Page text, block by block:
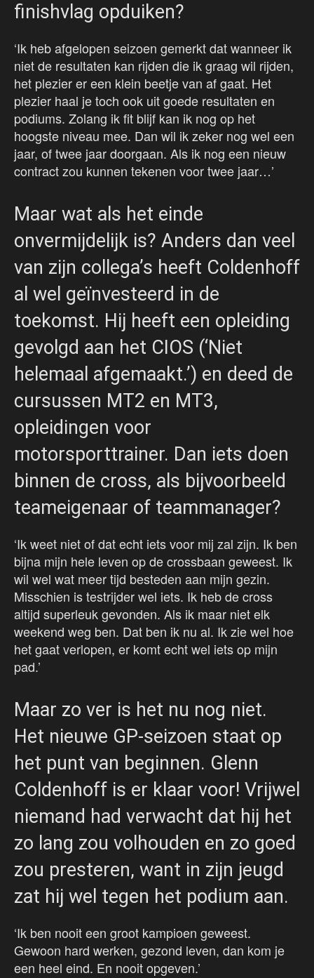
finishvlag opduiken?
‘Ik heb afgelopen seizoen gemerkt dat wanneer ik
niet de resultaten kan rijden die ik graag wil rijden,
het plezier er een klein beetje van af gaat. Het
plezier haal je toch ook uit goede resultaten en
podiums. Zolang ik fit blijf kan ik nog op het
hoogste niveau mee. Dan wil ik zeker nog wel een
jaar, of twee jaar doorgaan. Als ik nog een nieuw
contract zou kunnen tekenen voor twee jaar…’
Maar wat als het einde
onvermijdelijk is? Anders dan veel
van zijn collega’s heeft Coldenhoff
al wel geïnvesteerd in de
toekomst. Hij heeft een opleiding
gevolgd aan het CIOS (‘Niet
helemaal afgemaakt.’) en deed de
cursussen MT2 en MT3,
opleidingen voor
motorsporttrainer. Dan iets doen
binnen de cross, als bijvoorbeeld
teameigenaar of teammanager?
‘Ik weet niet of dat echt iets voor mij zal zijn. Ik ben
bijna mijn hele leven op de crossbaan geweest. Ik
wil wel wat meer tijd besteden aan mijn gezin.
Misschien is testrijder wel iets. Ik heb de cross
altijd superleuk gevonden. Als ik maar niet elk
weekend weg ben. Dat ben ik nu al. Ik zie wel hoe
het gaat verlopen, er komt echt wel iets op mijn
pad.’
Maar zo ver is het nu nog niet.
Het nieuwe GP-seizoen staat op
het punt van beginnen. Glenn
Coldenhoff is er klaar voor! Vrijwel
niemand had verwacht dat hij het
zo lang zou volhouden en zo goed
zou presteren, want in zijn jeugd
zat hij wel tegen het podium aan.
‘Ik ben nooit een groot kampioen geweest.
Gewoon hard werken, gezond leven, dan kom je
een heel eind. En nooit opgeven.’